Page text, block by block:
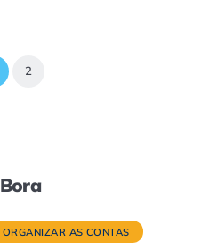
2
ORGANIZAR AS CONTAS